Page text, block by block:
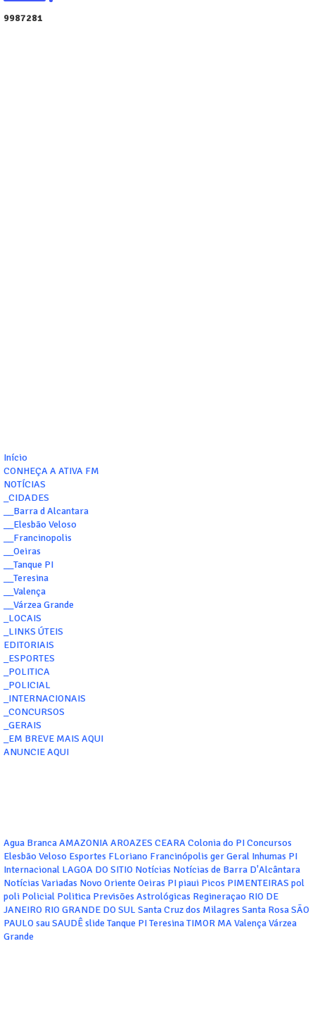
9987281
Início
CONHEÇA A ATIVA FM
NOTÍCIAS
_CIDADES
__Barra d Alcantara
__Elesbão Veloso
__Francinopolis
__Oeiras
__Tanque PI
__Teresina
__Valença
__Várzea Grande
_LOCAIS
_LINKS ÚTEIS
EDITORIAIS
_ESPORTES
_POLITICA
_POLICIAL
_INTERNACIONAIS
_CONCURSOS
_GERAIS
_EM BREVE MAIS AQUI
ANUNCIE AQUI
Agua BrancaAMAZONIAAROAZES CEARAColonia do PIConcursos
Elesbão Veloso Esportes FLoriano Francinópolis gerGeral Inhumas PI
Internacional LAGOA DO SITIO Notícias Notícias de Barra D'Alcântara
Notícias Variadas Novo Oriente Oeiras PIpiaui Picos PIMENTEIRAS pol
poli Policial Politica Previsões Astrológicas Regineraçao RIO DE
JANEIRO RIO GRANDE DO SUL Santa Cruz dos Milagres Santa RosaSÃO
PAULOsauSAUDÊslide Tanque PITeresinaTIMOR MAValençaVárzea
Grande